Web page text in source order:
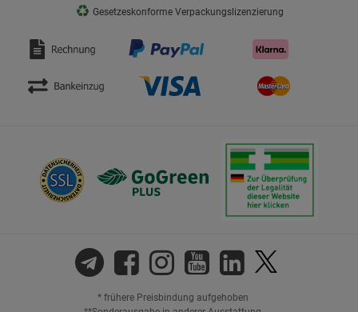
♻ Gesetzeskonforme Verpackungslizenzierung
* frühere Preisbindung aufgehoben